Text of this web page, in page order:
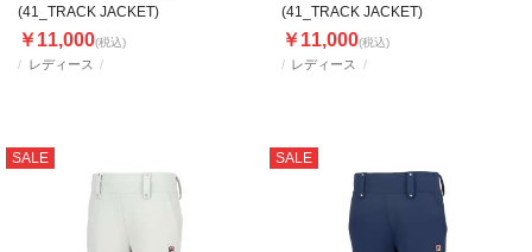
レディース
(41_TRACK JACKET)
￥11,000(税込)
レディース
(41_TRACK JACKET)
￥11,000(税込)
SALE SALE